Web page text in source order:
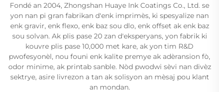
Fondé an 2004, Zhongshan Huaye Ink Coatings Co., Ltd. se
yon nan pi gran fabrikan d'enk imprimès, ki spesyalize nan
enk gravir, enk flexo, enk baz sou dlo, enk offset ak enk baz
sou solvan. Ak plis pase 20 zan d'eksperyans, yon fabrik ki
kouvre plis pase 10,000 met kare, ak yon tim R&D
pwofesyonèl, nou founi enk kalite premye ak adèransion fò,
odor minime, ak printab sanble. Nòd pwodwi sèvi nan divèz
sektrye, asire livrezon a tan ak solisyon an mèsaj pou klant
an mondan.